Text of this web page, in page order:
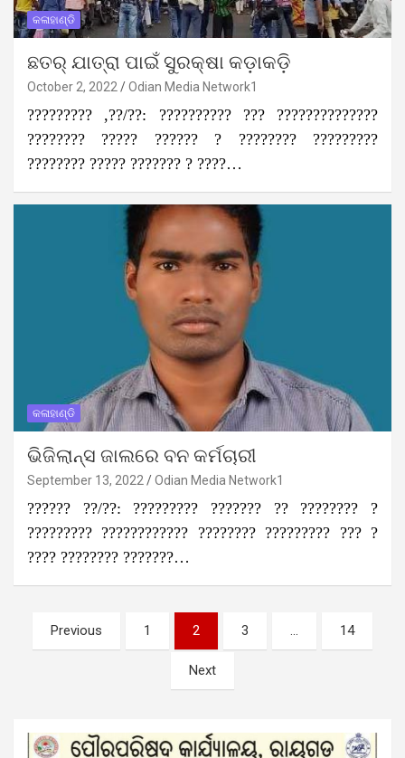
କଳାହାଣ୍ଡି
ଛତର୍ ଯାତ୍ରା ପାଇଁ ସୁରକ୍ଷା କଡ଼ାକଡ଼ି
October 2, 2022 Odian Media Network1
????????? ,??/??: ?????????? ??? ??????????????
???????? ????? ?????? ? ???????? ?????????
???????? ????? ??????? ? ????…
କଳାହାଣ୍ଡି
ଭିଜିଲାନ୍ସ ଜାଲରେ ବନ କର୍ମଚାରୀ
September 13, 2022 Odian Media Network1
?????? ??/??: ????????? ??????? ?? ???????? ?
????????? ???????????? ???????? ????????? ??? ?
???? ???????? ???????…
Posts
pagination
Previous 1 2 3 … 14
Next